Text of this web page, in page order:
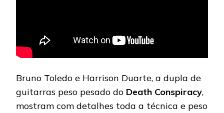
Bruno Toledo e Harrison Duarte, a dupla de
guitarras peso pesado do Death Conspiracy,
mostram com detalhes toda a técnica e peso